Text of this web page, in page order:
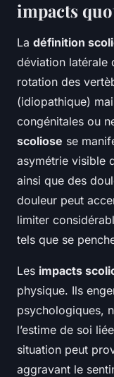
impacts
La définition
déviation latérale
rotation des
(idiopathique)
congénitales ou
scoliose se
asymétrie visible
ainsi que des
douleur peut
limiter
tels que se
Les impacts
physique. Ils
psychologiques,
l’estime de soi
situation peut
aggravant le